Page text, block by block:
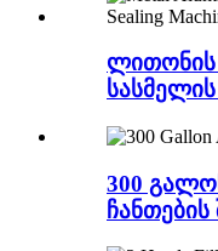
ლითონის
300
ჩანთების